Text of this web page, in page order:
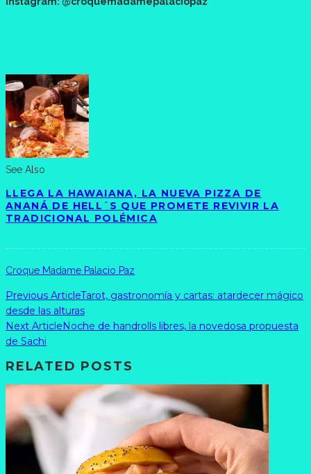
See Also
LLEGA LA HAWAIANA, LA NUEVA PIZZA DE
ANANÁ DE HELL´S QUE PROMETE REVIVIR LA
TRADICIONAL POLÉMICA
Croque Madame Palacio Paz
Previous ArticleTarot, gastronomía y cartas: atardecer mágico
desde las alturas
Next Article Noche de handrolls libres, la novedosa propuesta
de Sachi
RELATED POSTS